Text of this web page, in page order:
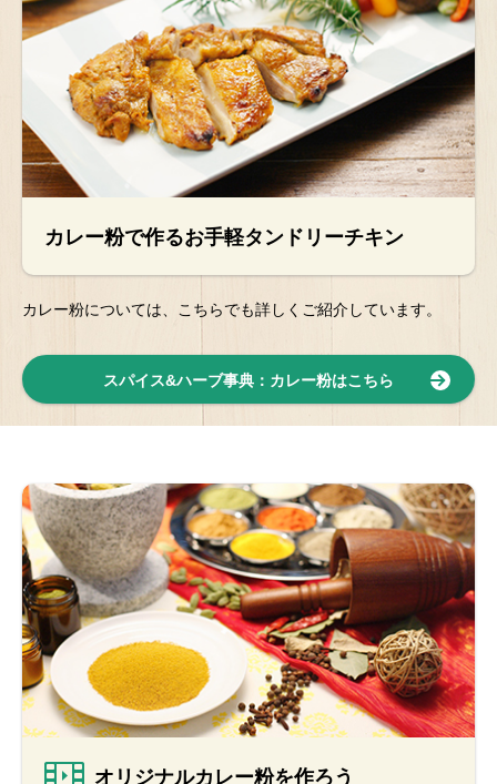
カレー粉で作るお手軽タンドリーチキン
カレー粉については、こちらでも詳しくご紹介しています。
スパイス&ハーブ事典 ：カレー粉はこちら
オリジナルカレー粉を作ろう